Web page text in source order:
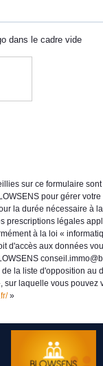
dans le cadre vide
sur ce formulaire
pour gérer
la durée nécessaire à
prescriptions légales
à la loi «
d'accès aux données
la liste d'opposition au
sur laquelle vous pouvez
»